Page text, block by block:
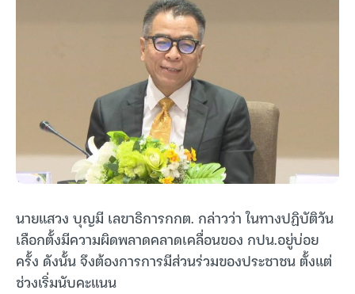
นายแสวง บุญมี เลขาธิการกกต. กล่าวว่า ในทางปฏิบัติวัน
เลือกตั้งมีความผิดพลาดคลาดเคลื่อนของ กปน.อยู่บ่อย
ครั้ง ดังนั้น จึงต้องการการมีส่วนร่วมของประชาชน ตั้งแต่
ช่วงเริ่มนับคะแนน